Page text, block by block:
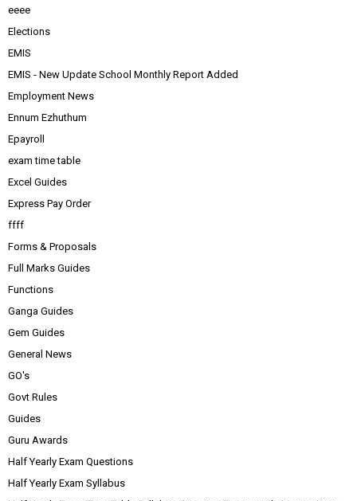
eeee
Elections
EMIS
EMIS - New Update School Monthly Report Added
Employment News
Ennum Ezhuthum
Epayroll
exam time table
Excel Guides
Express Pay Order
ffff
Forms & Proposals
Full Marks Guides
Functions
Ganga Guides
Gem Guides
General News
GO's
Govt Rules
Guides
Guru Awards
Half Yearly Exam Questions
Half Yearly Exam Syllabus